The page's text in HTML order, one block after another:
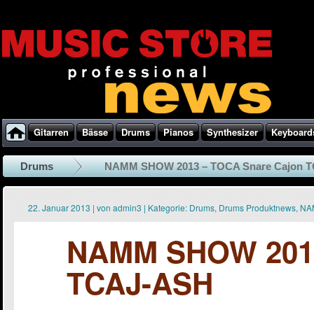
Gitarren Bässe Drums Pianos Synthesizer
Drums NAMM SHOW 2013 – TOCA Snare Cajon
22. Januar 2013 | von admin3 | Kategorie: Drums, Drums Produktnews,
NAMM SHOW
TCAJ-ASH